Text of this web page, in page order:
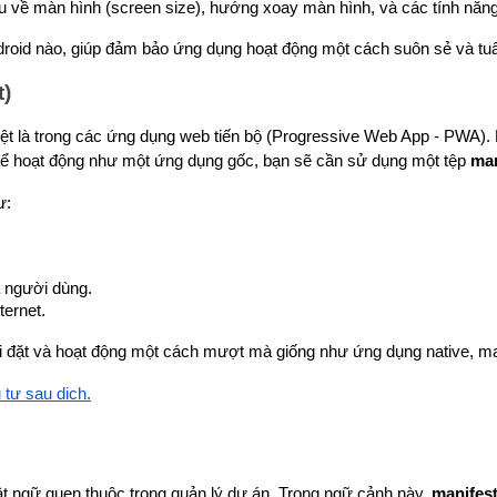
về màn hình (screen size), hướng xoay màn hình, và các tính
nào, giúp đảm bảo ứng dụng hoạt động một cách suôn sẻ và
là trong các ứng dụng web tiến bộ (Progressive Web App -
động như một ứng dụng gốc, bạn sẽ cần sử dụng một tệp
dùng.
và hoạt động một cách mượt mà giống như ứng dụng native,
tư sau dịch.